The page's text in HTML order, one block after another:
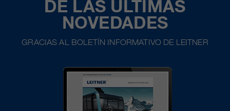
DE LAS ÚLTIMAS
NOVEDADES
GRACIAS AL BOLETÍN INFORMATIVO DE LEITNER